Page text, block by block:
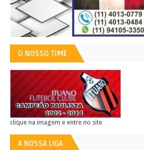
O NOSSO TIME
clique na imagem e entre no site
A NOSSA LIGA